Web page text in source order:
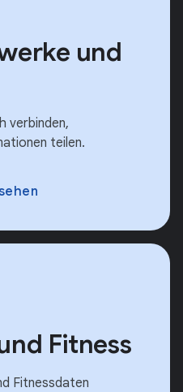
und
verbinden,
teilen.
Fitness
Fitnessdaten